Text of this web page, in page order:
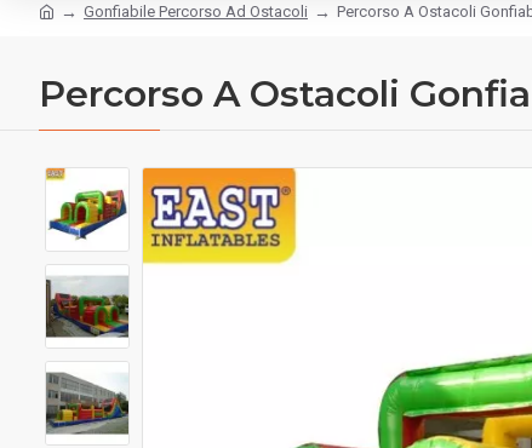
Gonfiabile Percorso Ad Ostacoli Percorso A Ostacoli
Percorso A Ostacoli